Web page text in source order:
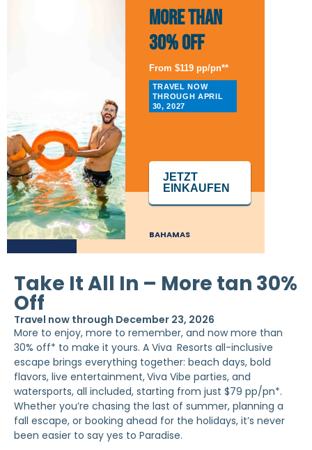
More than
30% Off
From $119 pp/pn**
TRAVEL NOW
THROUGH APRIL
30, 2027
BAHAMAS
JETZT
EINKAUFEN
Take It All In – More tan 30%
Off
Travel now through December 23, 2026
More to enjoy, more to remember, and now more than
30% off* to make it yours. A Viva Resorts all-inclusive
escape brings everything together: beach days, bold
flavors, live entertainment,Viva Vibe parties, and
watersports, all included, starting from just $79 pp/pn*.
Whether you’re chasing the last of summer, planning a
fall escape, or booking ahead for the holidays, it’s never
been easier to say yes to Paradise.